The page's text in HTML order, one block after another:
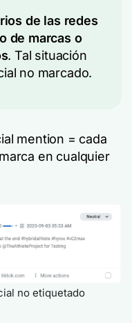
de las redes
de marcas o
. Tal situación
no marcado.
mention = cada
en cualquier
no etiquetado